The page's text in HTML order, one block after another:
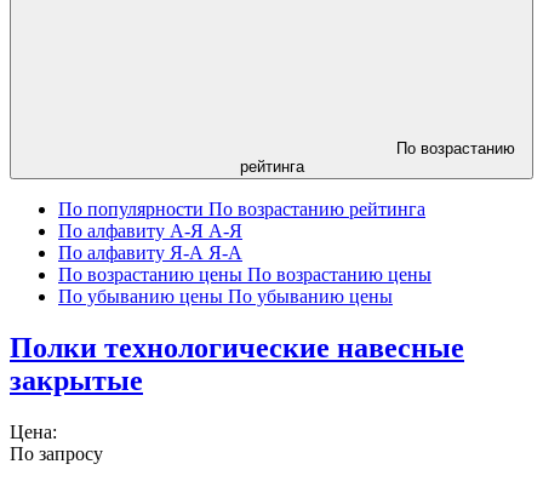
По возрастанию
рейтинга
По популярности По возрастанию рейтинга
По алфавиту А-Я А-Я
По алфавиту Я-А Я-А
По возрастанию цены По возрастанию цены
По убыванию цены По убыванию цены
Полки технологические навесные
закрытые
Цена:
По запросу